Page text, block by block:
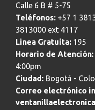
Calle 6 B # 5-75
Teléfonos: +57 1
3813000 ext 4117
Linea Gratuita: 195
Horario de Atención:
4:00pm
Ciudad: Bogotá -
Correo electrónico